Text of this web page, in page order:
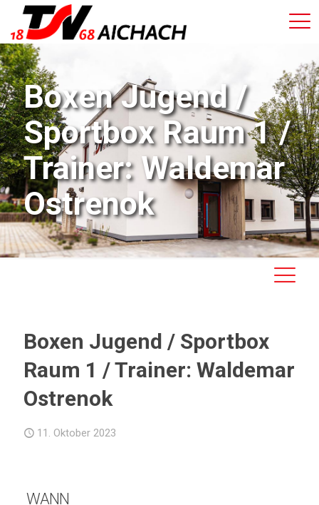
Boxen Jugend /
Sportbox Raum 1 /
Trainer: Waldemar
Ostrenok
Boxen Jugend / Sportbox
Raum 1 / Trainer: Waldemar
Ostrenok
11. Oktober 2023
WANN